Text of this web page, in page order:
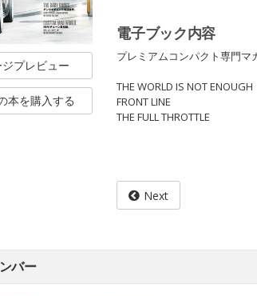
プレビュー
本を購入する
電子ブック内容
プレミアムコンパクト専門マ
THE WORLD IS NOT ENOUGH
FRONT LINE
THE FULL THROTTLE
Next
バー